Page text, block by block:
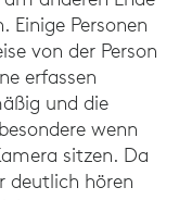
Einige Personen
von der Person
erfassen
und die
wenn
sitzen. Da
deutlich hören